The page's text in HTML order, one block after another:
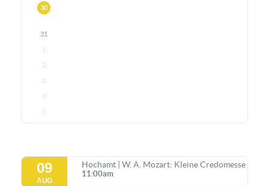
30
31
1
2
3
4
5
09
AUG
Hochamt | W. A. Mozart: Kleine Credomesse
11:00am